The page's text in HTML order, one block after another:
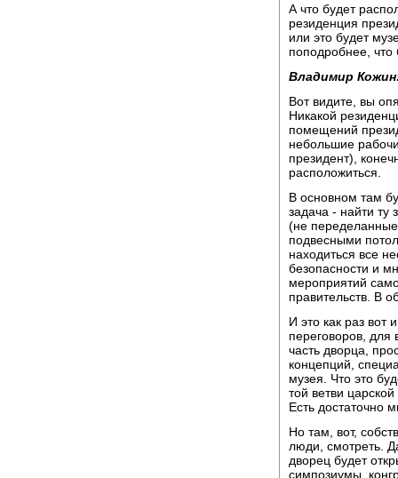
А что будет
резиденция
или это будет
поподробнее, что
Владимир
Вот видите, вы
Никакой
помещений
небольшие
президент),
расположиться.
В основном там
задача - найти ту
(не
подвесными
находиться все
безопасности и
мероприятий
правительств. В
И это как раз вот
переговоров, для
часть дворца,
концепций,
музея. Что это
той ветви
Есть достаточно
Но там, вот,
люди, смотреть.
дворец будет
симпозиумы,